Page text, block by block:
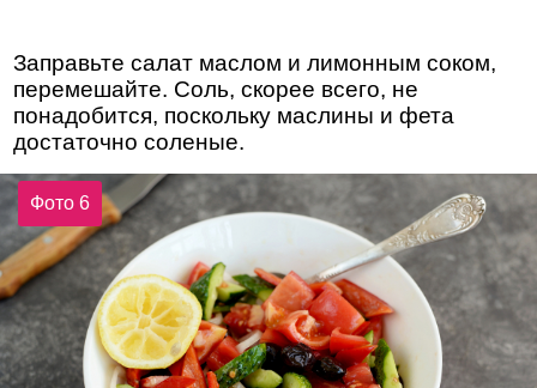
Заправьте салат маслом и лимонным соком,
перемешайте. Соль, скорее всего, не
понадобится, поскольку маслины и фета
достаточно соленые.
Фото 6